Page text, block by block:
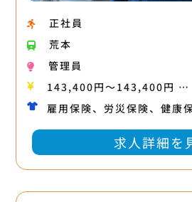
正社員
荒本
管理員
143,400円〜143,400円 …
雇用保険、労災保険、健康
求人詳細を